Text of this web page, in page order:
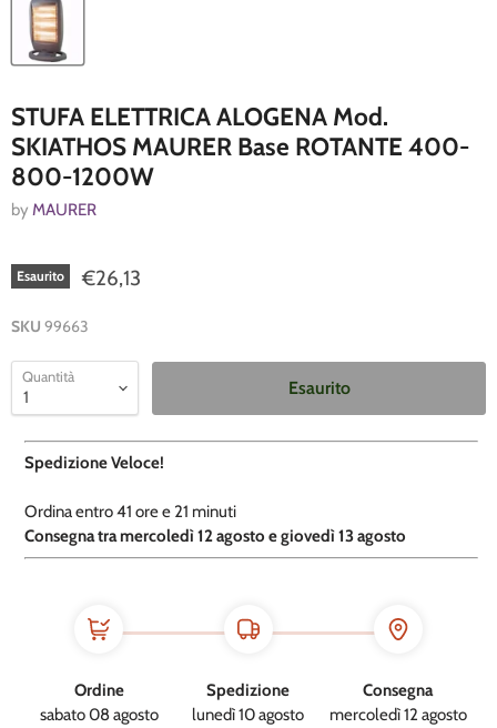
STUFA ELETTRICA ALOGENA Mod.
SKIATHOS MAURER Base ROTANTE 400-
800-1200W
by MAURER
Esaurito €26,13
SKU 99663
Quantità
Esaurito
Spedizione Veloce!
Ordina entro41 ore e 21 minuti
​Consegna tra mercoledì 12 agosto e giovedì 13 agosto
Ordine
sabato 08 agosto
Spedizione
lunedì 10 agosto
Consegna
mercoledì 12 agosto